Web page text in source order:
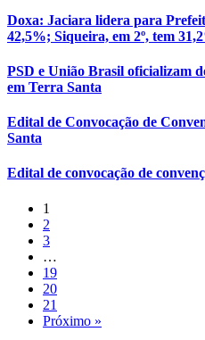
Doxa: Jaciara lidera para
42,5%; Siqueira, em 2º, tem
PSD e União Brasil oficializam
em Terra Santa
Edital de Convocação de
Santa
Edital de convocação de
1
2
3
…
19
20
21
Próximo »